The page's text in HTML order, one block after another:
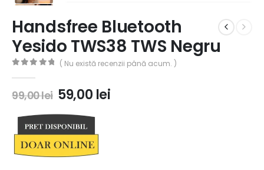
Handsfree Bluetooth
Yesido TWS38 TWS Negru
( Nu există recenzii până acum. )
99,00lei 59,00 lei